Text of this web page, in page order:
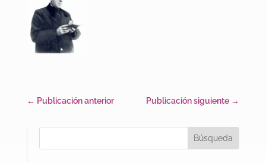
← Publicación anterior Publicación siguiente →